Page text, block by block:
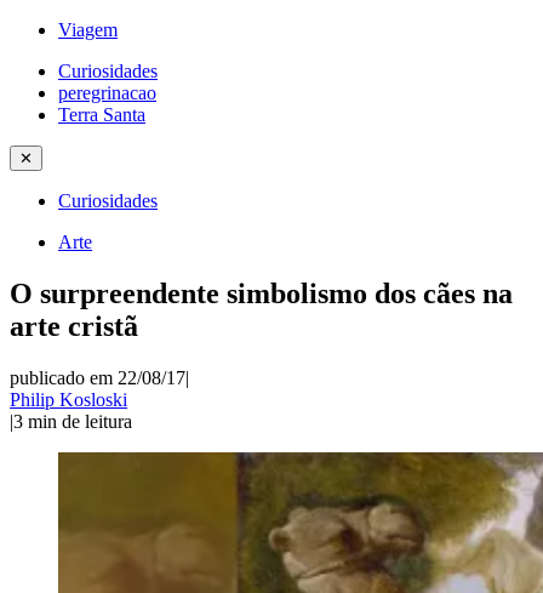
Viagem
Curiosidades
peregrinacao
Terra Santa
✕
Curiosidades
Arte
O surpreendente simbolismo dos cães na
arte cristã
publicado em 22/08/17|
Philip Kosloski
|3 min de leitura